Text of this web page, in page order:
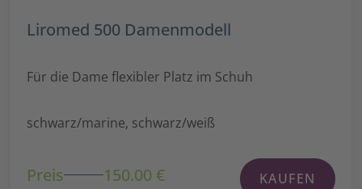
Liromed 500 Damenmodell
Für die Dame flexibler Platz im Schuh
schwarz/marine, schwarz/weiß
Preis 150.00 € KAUFEN